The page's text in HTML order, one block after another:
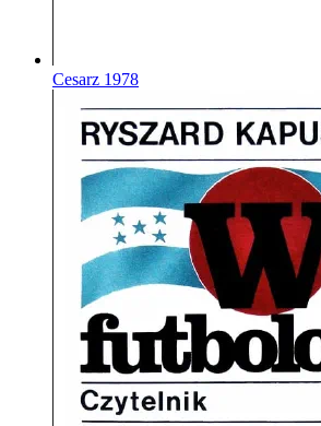
Cesarz 1978